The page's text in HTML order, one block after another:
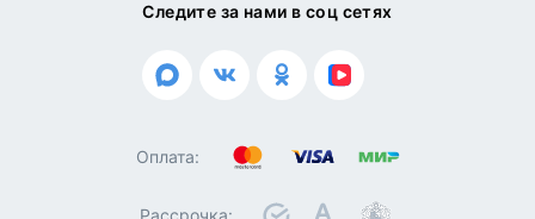
Следите за нами в соц сетях
Оплата:
Рассрочка: